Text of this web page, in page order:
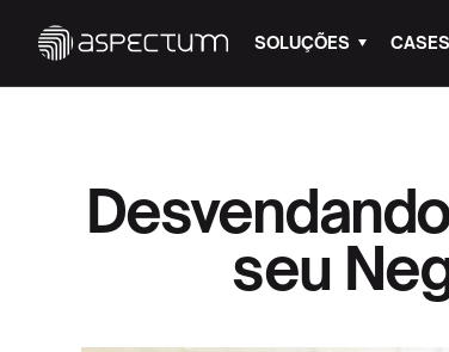
SOLUÇÕES CASES
seu